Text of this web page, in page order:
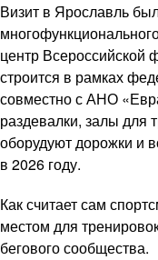
Визит в Ярославль
центр Всероссийской
строится в рамках
совместно с АНО
раздевалки, залы для
оборудуют дорожки и
в 2026 году.
Как считает сам
местом для
бегового сообщества.